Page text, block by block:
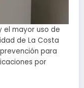
el mayor uso de
de La Costa
para
por